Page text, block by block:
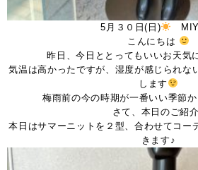
5月３０日(日)
こんにちは
昨日、今日ととってもいいお天気
気温は高かったですが、湿度が感じられな
します
梅雨前の今の時期が一番いい季節
さて、本日のご紹
本日はサマーニットを２型、合わせてコー
きます♪